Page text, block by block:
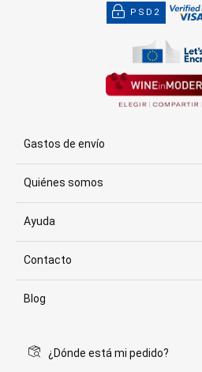
PSD2
Gastos de envío
Quiénes somos
Ayuda
Contacto
Blog
¿Dónde está mi pedido?